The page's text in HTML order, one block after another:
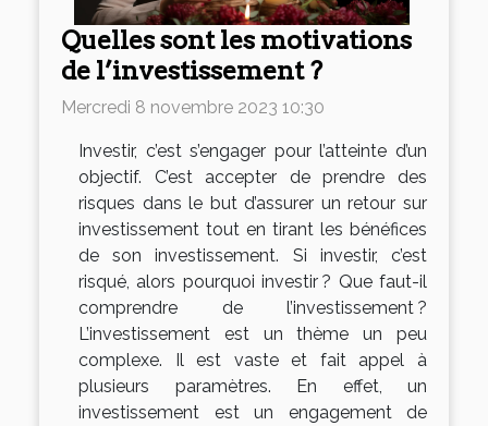
Quelles sont les motivations
de l’investissement ?
Mercredi 8 novembre 2023 10:30
Investir, c’est s’engager pour l’atteinte d’un
objectif. C’est accepter de prendre des
risques dans le but d’assurer un retour sur
investissement tout en tirant les bénéfices
de son investissement. Si investir, c’est
risqué, alors pourquoi investir ? Que faut-il
comprendre de l’investissement ?
L’investissement est un thème un peu
complexe. Il est vaste et fait appel à
plusieurs paramètres. En effet, un
investissement est un engagement de